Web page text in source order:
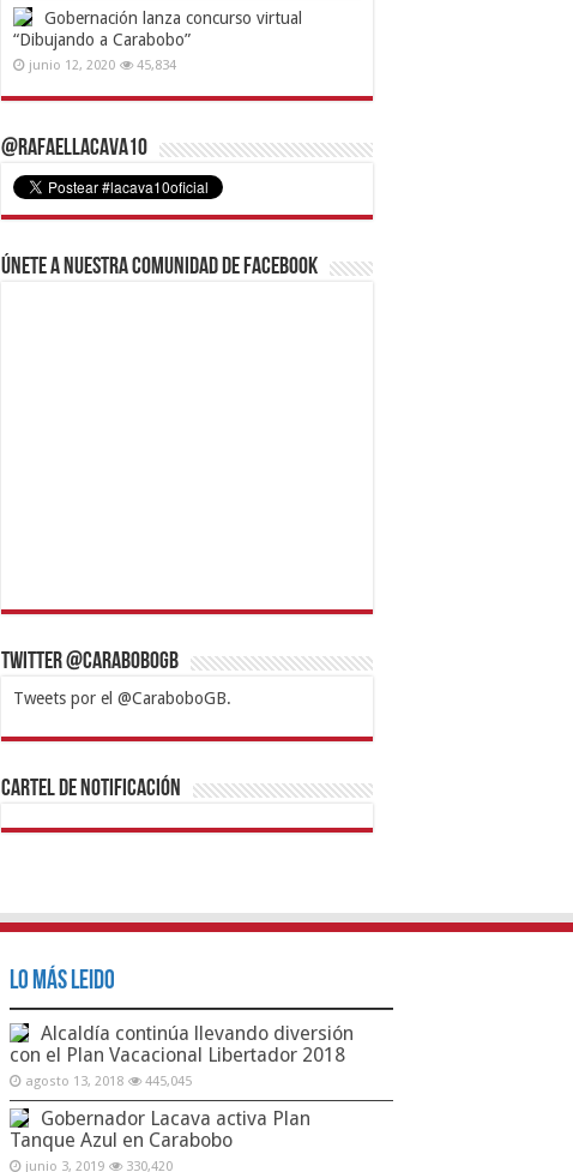
Gobernación lanza concurso virtual
“Dibujando a Carabobo”
junio 12, 2020 45,834
@RafaelLacava10
Únete a nuestra comunidad de Facebook
Twitter @CaraboboGB
Tweets por el @CaraboboGB.
1xbetBetturkeyBetistKralbetSupertotobetTipobet
https://mvbcasino.com/
Cartel de Notificación
Lo Más Leido
Alcaldía continúa llevando diversión
con el Plan Vacacional Libertador 2018
agosto 13, 2018 445,045
Gobernador Lacava activa Plan
Tanque Azul en Carabobo
junio 3, 2019 330,420